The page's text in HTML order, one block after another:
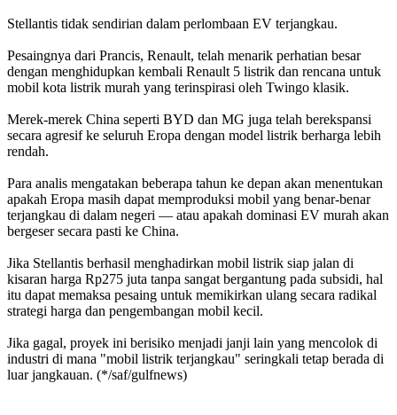
Stellantis tidak sendirian dalam perlombaan EV terjangkau.
Pesaingnya dari Prancis, Renault, telah menarik perhatian besar
dengan menghidupkan kembali Renault 5 listrik dan rencana untuk
mobil kota listrik murah yang terinspirasi oleh Twingo klasik.
Merek-merek China seperti BYD dan MG juga telah berekspansi
secara agresif ke seluruh Eropa dengan model listrik berharga lebih
rendah.
Para analis mengatakan beberapa tahun ke depan akan menentukan
apakah Eropa masih dapat memproduksi mobil yang benar-benar
terjangkau di dalam negeri — atau apakah dominasi EV murah akan
bergeser secara pasti ke China.
Jika Stellantis berhasil menghadirkan mobil listrik siap jalan di
kisaran harga Rp275 juta tanpa sangat bergantung pada subsidi, hal
itu dapat memaksa pesaing untuk memikirkan ulang secara radikal
strategi harga dan pengembangan mobil kecil.
Jika gagal, proyek ini berisiko menjadi janji lain yang mencolok di
industri di mana "mobil listrik terjangkau" seringkali tetap berada di
luar jangkauan. (*/saf/gulfnews)